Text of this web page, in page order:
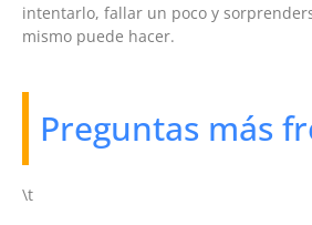
intentarlo, fallar un poco y
mismo puede hacer.
Preguntas más
\t